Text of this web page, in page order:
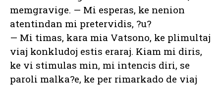
memgravige. — Mi esperas, ke nenion
atentindan mi pretervidis, ?u?
— Mi timas, kara mia Vatsono, ke plimultaj
viaj konkludoj estis eraraj. Kiam mi diris,
ke vi stimulas min, mi intencis diri, se
paroli malka?e, ke per rimarkado de viaj